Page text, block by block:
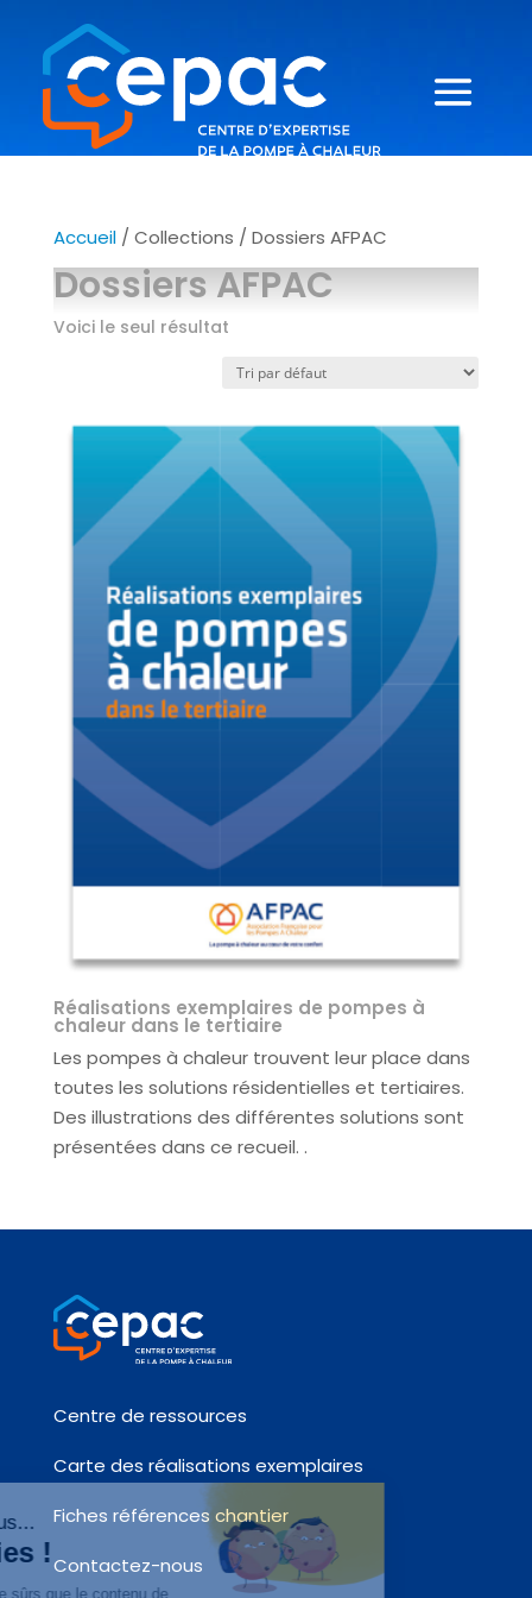
Accueil/ Collections / Dossiers AFPAC
Dossiers AFPAC
Voici le seul résultat
Réalisations exemplaires de pompes à
chaleur dans le tertiaire
Les pompes à chaleur trouvent leur place dans
toutes les solutions résidentielles et tertiaires.
Des illustrations des différentes solutions sont
présentées dans ce recueil. .
Centre de ressources
Carte des réalisations exemplaires
Fiches références chantier
Contactez-nous